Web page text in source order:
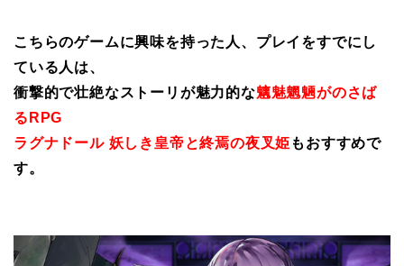
こちらのゲームに興味を持った人、プレイをすでにし
ている人は、
衝撃的で壮絶なストーリが魅力的な魑魅魍魎がのさば
るRPG
ラグナドール 妖しき皇帝と終焉の夜叉姫 もおすすめで
す。